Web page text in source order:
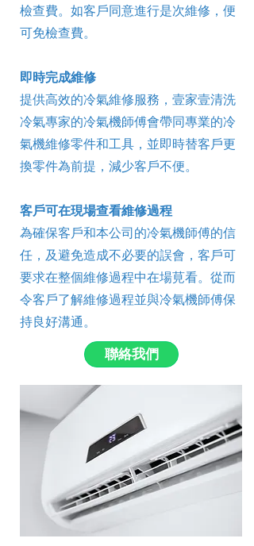
檢查費。如客戶同意進行是次維修，便
可免檢查費。
即時完成維修
提供高效的冷氣維修服務，壹家壹清洗
冷氣專家的冷氣機師傅會帶同專業的冷
氣機維修零件和工具，並即時替客戶更
換零件為前提，減少客戶不便。
客戶可在現場查看維修過程
為確保客戶和本公司的冷氣機師傅的信
任，及避免造成不必要的誤會，客戶可
要求在整個維修過程中在場莧看。從而
令客戶了解維修過程並與冷氣機師傅保
持良好溝通。
聯絡我們